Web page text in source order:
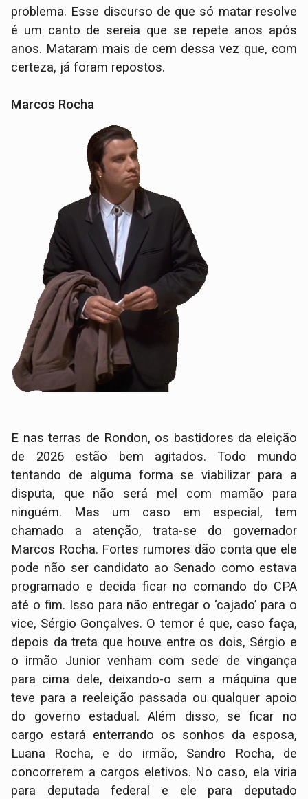
problema. Esse discurso de que só matar resolve
é um canto de sereia que se repete anos após
anos. Mataram mais de cem dessa vez que, com
certeza, já foram repostos.
Marcos Rocha
E nas terras de Rondon, os bastidores da eleição
de 2026 estão bem agitados. Todo mundo
tentando de alguma forma se viabilizar para a
disputa, que não será mel com mamão para
ninguém. Mas um caso em especial, tem
chamado a atenção, trata-se do governador
Marcos Rocha. Fortes rumores dão conta que ele
pode não ser candidato ao Senado como estava
programado e decida ficar no comando do CPA
até o fim. Isso para não entregar o ‘cajado’ para o
vice, Sérgio Gonçalves. O temor é que, caso faça,
depois da treta que houve entre os dois, Sérgio e
o irmão Junior venham com sede de vingança
para cima dele, deixando-o sem a máquina que
teve para a reeleição passada ou qualquer apoio
do governo estadual. Além disso, se ficar no
cargo estará enterrando os sonhos da esposa,
Luana Rocha, e do irmão, Sandro Rocha, de
concorrerem a cargos eletivos. No caso, ela viria
para deputada federal e ele para deputado